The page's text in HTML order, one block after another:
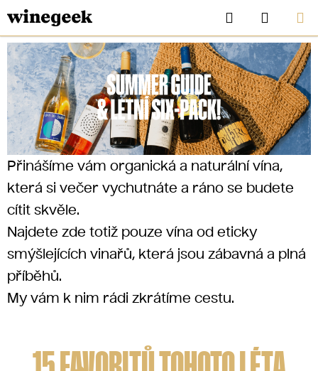
Přejít
na
obsah
Hledat
KOŠÍK
CZK
V
Í
N
O
J
Přinášíme vám organická a naturální vína,
která si večer vychutnáte a ráno se budete
cítit skvěle.
Najdete zde totiž pouze vína od eticky
smýšlejících vinařů, která jsou zábavná a plná
příběhů.
My vám k nim rádi zkrátíme cestu.